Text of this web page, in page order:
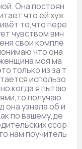
Она постоян
что ей хуж
то,что пере
чувством вин
свои компле
что она
моя ма
только из за т
использо
когда я пытаю
получаю
она узнала об и
по вашему,де
ссор
нам поучитель